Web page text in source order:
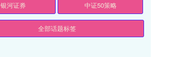
银河证券 中证50策略
全部话题标签